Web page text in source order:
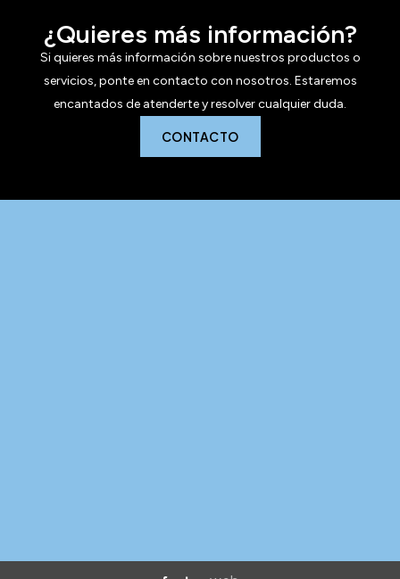
¿Quieres más información?
Si quieres más información sobre nuestros productos o
servicios, ponte en contacto con nosotros. Estaremos
encantados de atenderte y resolver cualquier duda.
CONTACTO